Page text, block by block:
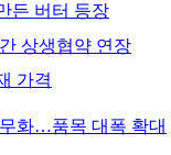
든 버터 등장
상생협약 연장
가격
화…품목 대폭 확대